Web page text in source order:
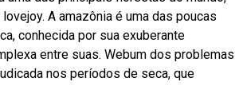
A amazônia é uma das poucas
conhecida por sua exuberante
entre suas. Webum dos problemas
nos períodos de seca, que